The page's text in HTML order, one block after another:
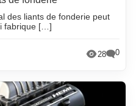
des liants de fonderie peut
fabrique […]
28 0